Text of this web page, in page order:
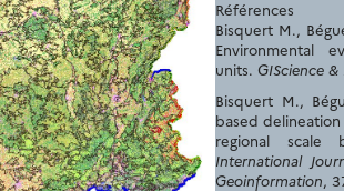
Références
Bisquert M.,
Environmental
units. GIScience &
Bisquert M.,
based
regional scale
International
Geoinformation,